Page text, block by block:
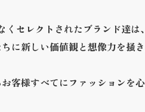
セレクトされたブランド達
に新しい価値観と想像力を掻
客様すべてにファッションを